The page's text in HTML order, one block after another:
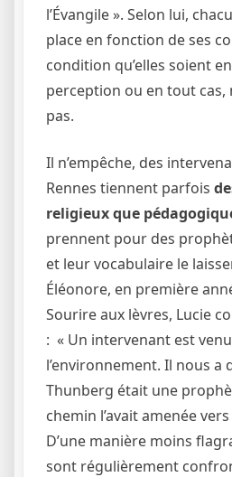
l’Évangile ». Selon lui,
place en fonction de ses
condition qu’elles soient
perception ou en tout cas,
pas.
Il n’empêche, des
Rennes tiennent parfois
religieux que
prennent pour des
et leur vocabulaire le
Éléonore, en première
Sourire aux lèvres, Lucie
: « Un intervenant est
l’environnement. Il nous a
Thunberg était une
chemin l’avait amenée
D’une manière moins
sont régulièrement